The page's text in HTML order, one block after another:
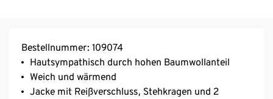
Bestellnummer: 109074
Hautsympathisch durch hohen Baumwollanteil
Weich und wärmend
Jacke mit Reißverschluss, Stehkragen und 2